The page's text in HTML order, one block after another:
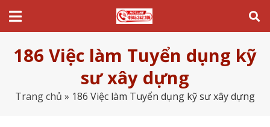
186 Việc làm Tuyển dụng kỹ
sư xây dựng
Trang chủ » 186 Việc làm Tuyển dụng kỹ sư xây dựng